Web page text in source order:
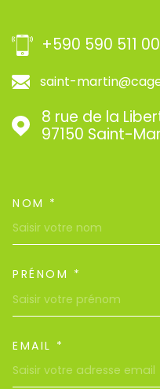
+590 590 511
saint-
8 rue de la
97150
Saint-
NOM *
PRÉNOM *
EMAIL *